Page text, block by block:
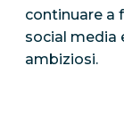
continuare a
social media
ambiziosi.